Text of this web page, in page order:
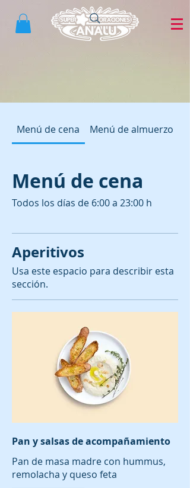
Menú de cena Menú de almuerzo
Menú de cena
Todos los días de 6:00 a 23:00 h
Aperitivos
Usa este espacio para describir esta
sección.
Pan y salsas de acompañamiento
Pan de masa madre con hummus,
remolacha y queso feta